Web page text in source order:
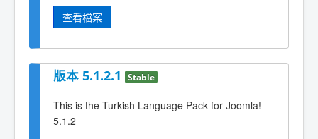
查看檔案
版本 5.1.2.1 Stable
This is the Turkish Language Pack for Joomla!
5.1.2